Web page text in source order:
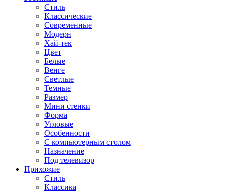
Стиль
Классические
Современные
Модерн
Хай-тек
Цвет
Белые
Венге
Светлые
Темные
Размер
Мини стенки
Форма
Угловые
Особенности
С компьютерным столом
Назначение
Под телевизор
Прихожие
Стиль
Классика